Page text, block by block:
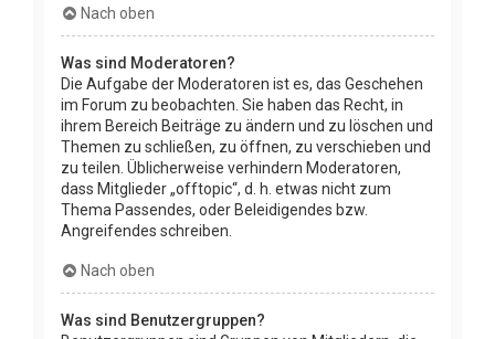
Nach oben
Was sind Moderatoren?
Die Aufgabe der Moderatoren ist es, das Geschehen
im Forum zu beobachten. Sie haben das Recht, in
ihrem Bereich Beiträge zu ändern und zu löschen und
Themen zu schließen, zu öffnen, zu verschieben und
zu teilen. Üblicherweise verhindern Moderatoren,
dass Mitglieder „offtopic“, d. h. etwas nicht zum
Thema Passendes, oder Beleidigendes bzw.
Angreifendes schreiben.
Nach oben
Was sind Benutzergruppen?